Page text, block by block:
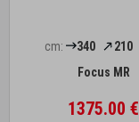
cm: 340 210
Focus MR
1375.00 €